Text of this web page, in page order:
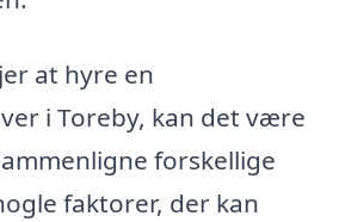
at hyre en
i Toreby, kan det være
forskellige
faktorer, der kan